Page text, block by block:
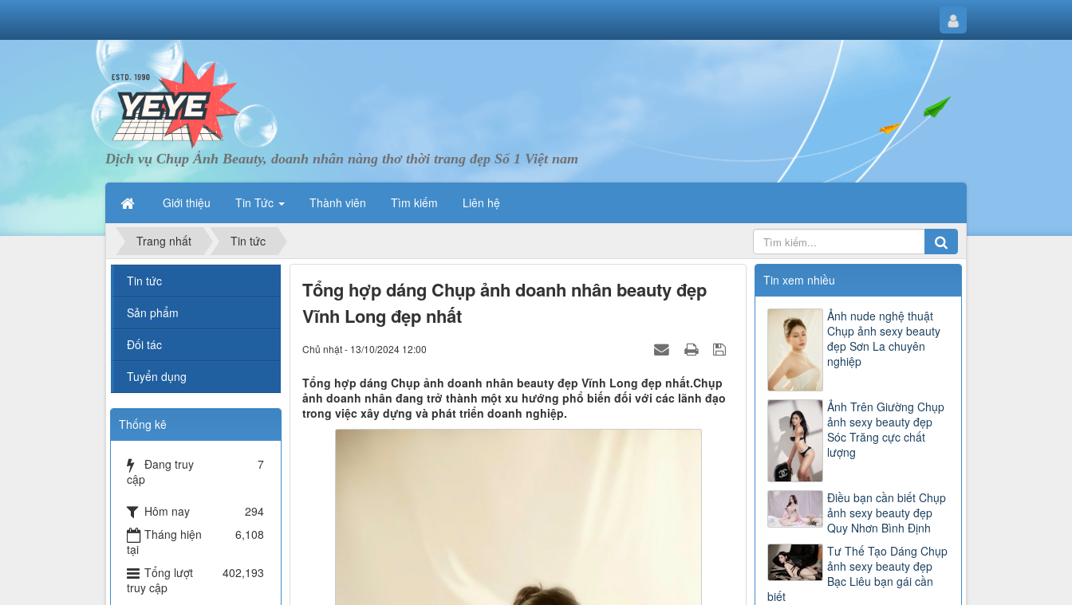
Dịch vụ Chụp Ảnh Beauty, doanh nhân nàng thơ thời trang đẹp Số 1 Việt nam
Giới thiệu Tin Tức Thành viên Tìm kiếm Liên hệ
Trang nhất Tin tức
Tổng hợp dáng Chụp ảnh doanh nhân beauty đẹp
Vĩnh Long đẹp nhất
Chủ nhật - 13/10/2024 12:00
Tổng hợp dáng Chụp ảnh doanh nhân beauty đẹp Vĩnh Long đẹp nhất.Chụp
ảnh doanh nhân đang trở thành một xu hướng phổ biến đối với các lãnh đạo
trong việc xây dựng và phát triển doanh nghiệp.
Tin xem nhiều
Ảnh nude nghệ thuật
Chụp ảnh sexy beauty
đẹp Sơn La chuyên
nghiệp
Ảnh Trên Giường Chụp
ảnh sexy beauty đẹp
Sóc Trăng cực chất
lượng
Điều bạn cần biết Chụp
ảnh sexy beauty đẹp
Quy Nhơn Bình Định
Tư Thế Tạo Dáng Chụp
ảnh sexy beauty đẹp
Bạc Liêu bạn gái cần
biết
Tin tức
Sản phẩm
Đối tác
Tuyển dụng
Thống kê
Đang truy
cập
7
Hôm nay
294
Tháng hiện
tại
6,108
Tổng lượt
truy cập
402,193